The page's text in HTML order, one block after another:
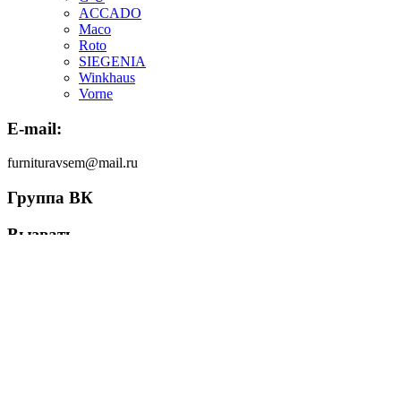
ACCADO
Maco
Roto
SIEGENIA
Winkhaus
Vorne
E-mail:
furnituravsem@mail.ru
Группа ВК
Вызвать